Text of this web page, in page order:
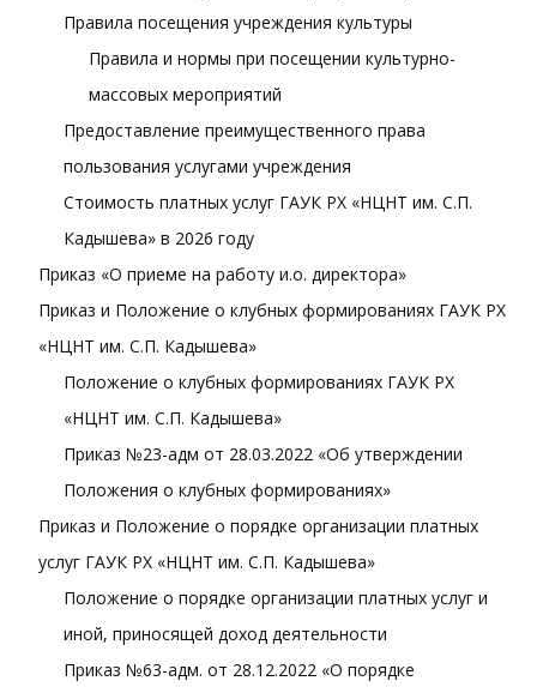
Правила посещения учреждения культуры
Правила и нормы при посещении культурно-
массовых мероприятий
Предоставление преимущественного права
пользования услугами учреждения
Стоимость платных услуг ГАУК РХ «НЦНТ им. С.П.
Кадышева» в 2026 году
Приказ «О приеме на работу и.о. директора»
Приказ и Положение о клубных формированиях ГАУК РХ
«НЦНТ им. С.П. Кадышева»
Положение о клубных формированиях ГАУК РХ
«НЦНТ им. С.П. Кадышева»
Приказ №23-адм от 28.03.2022 «Об утверждении
Положения о клубных формированиях»
Приказ и Положение о порядке организации платных
услуг ГАУК РХ «НЦНТ им. С.П. Кадышева»
Положение о порядке организации платных услуг и
иной, приносящей доход деятельности
Приказ №63-адм. от 28.12.2022 «О порядке